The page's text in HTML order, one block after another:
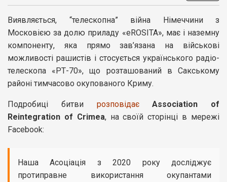
Виявляється, “телескопна” війна Німеччини з
Московією за долю приладу «eROSITA», має і наземну
компоненту, яка прямо зав’язана на військові
можливості рашистів і стосується українського радіо-
телескопа «РТ-70», що розташований в Сакському
районі тимчасово окупованого Криму.
Подробиці битви розповідає
Association of
Reintegration of Crimea, на своїй сторінці в мережі
Facebook:
Наша Асоціація з 2020 року досліджує
протиправне використання окупантами